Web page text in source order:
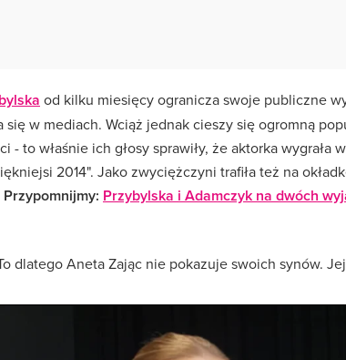
od kilku miesięcy ogranicza swoje publiczne
się w mediach. Wciąż jednak cieszy się ogromną
- to właśnie ich głosy sprawiły, że aktorka wygrała
2014". Jako zwyciężczyni trafiła też na
Przypomnijmy: Przybylska i Adamczyk na dwóch
dlatego Aneta Zając nie pokazuje swoich synów.